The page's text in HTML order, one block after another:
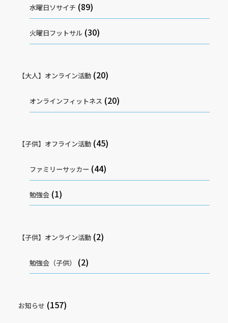
水曜日ソサイチ (89)
火曜日フットサル (30)
【大人】オンライン活動(20)
オンラインフィットネス (20)
【子供】オフライン活動(45)
ファミリーサッカー (44)
勉強会 (1)
【子供】オンライン活動(2)
勉強会（子供） (2)
お知らせ (157)